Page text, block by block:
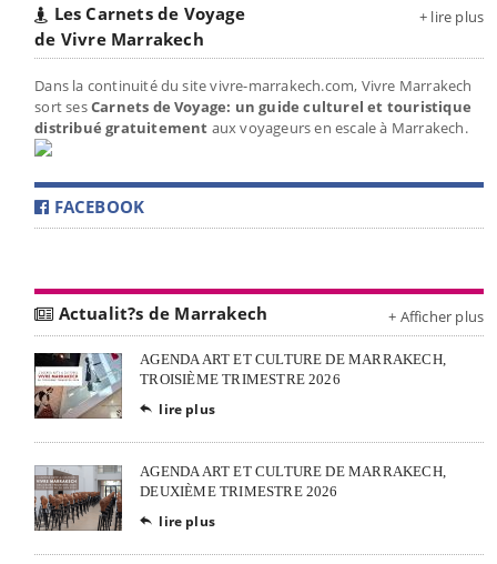
Les Carnets de Voyage
de Vivre Marrakech
+ lire plus
Dans la continuité du site vivre-marrakech.com, Vivre Marrakech
sort sesCarnets de Voyage: un guide culturel et touristique
distribué gratuitement aux voyageurs en escale à Marrakech.
FACEBOOK
Actualit?s de Marrakech + Afficher plus
AGENDA ART ET CULTURE DE MARRAKECH,
TROISIÈME TRIMESTRE 2026
 lire plus
AGENDA ART ET CULTURE DE MARRAKECH,
DEUXIÈME TRIMESTRE 2026
 lire plus